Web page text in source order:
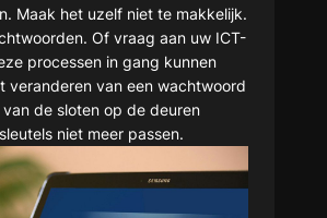
Maak het uzelf niet te makkelijk.
Of vraag aan uw ICT-
processen in gang kunnen
veranderen van een wachtwoord
de sloten op de deuren
niet meer passen.